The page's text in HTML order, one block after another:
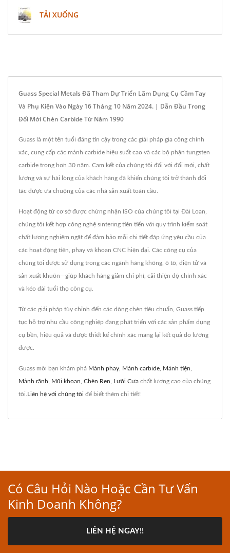
TẢI XUỐNG
Guass Special Metals Đã Tham Dự Triển Lãm Dụng Cụ Cầm Tay
Và Phụ Kiện Vào Ngày 16 Tháng 10 Năm 2024. | Dẫn Đầu Trong
Đổi Mới Chèn Carbide Từ Năm 1990
Guass là một tên tuổi đáng tin cậy trong các giải pháp gia công chính
xác, cung cấp các mảnh carbide hiệu suất cao và các bộ phận tungsten
carbide trong hơn 30 năm. Cam kết của chúng tôi đối với đổi mới, chất
lượng và sự hài lòng của khách hàng đã khiến chúng tôi trở thành đối
tác được ưa chuộng của các nhà sản xuất toàn cầu.
Hoạt động từ cơ sở được chứng nhận ISO của chúng tôi tại Đài Loan,
chúng tôi kết hợp công nghệ sintering tiên tiến với quy trình kiểm soát
chất lượng nghiêm ngặt để đảm bảo mỗi chi tiết đáp ứng yêu cầu của
các hoạt động tiện, phay và khoan CNC hiện đại. Các công cụ của
chúng tôi được sử dụng trong các ngành hàng không, ô tô, điện tử và
sản xuất khuôn—giúp khách hàng giảm chi phí, cải thiện độ chính xác
và kéo dài tuổi thọ công cụ.
Từ các giải pháp tùy chỉnh đến các dòng chèn tiêu chuẩn, Guass tiếp
tục hỗ trợ nhu cầu công nghiệp đang phát triển với các sản phẩm dụng
cụ bền, hiệu quả và được thiết kế chính xác mang lại kết quả đo lường
được.
Guass mời bạn khám phá Mảnh phay Mảnh carbide Mảnh tiện
Mảnh rãnh Mũi khoan Chèn Ren Lưỡi Cưa chất lượng cao của chúng
tôi. Liên hệ với chúng tôi để biết thêm chi tiết!
Có Câu Hỏi Nào Hoặc Cần Tư Vấn
Kinh Doanh Không?
LIÊN HỆ NGAY!!